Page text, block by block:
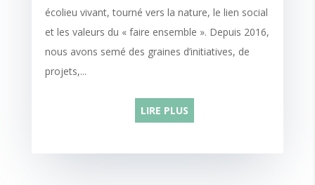
écolieu vivant, tourné vers la nature, le lien social
et les valeurs du « faire ensemble ». Depuis 2016,
nous avons semé des graines d’initiatives, de
projets,...
LIRE PLUS